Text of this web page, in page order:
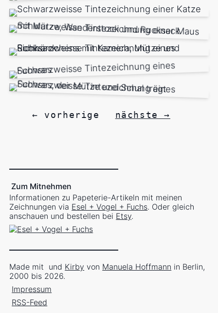
← vorherige nächste →
Zum Mitnehmen
Informationen zu Papeterie-Artikeln mit meinen
Zeichnungen via Esel + Vogel + Fuchs. Oder gleich
anschauen und bestellen bei Etsy.
Made mit und Kirby von Manuela Hoffmann in Berlin,
2000 bis 2026.
Impressum
RSS-Feed